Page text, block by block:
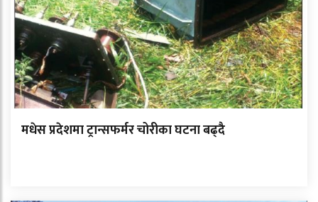
मधेस प्रदेशमा ट्रान्सफर्मर चोरीका घटना बढ्दै